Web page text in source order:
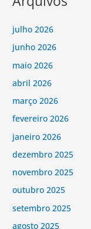
julho 2026
junho 2026
maio 2026
abril 2026
março 2026
fevereiro 2026
janeiro 2026
dezembro 2025
novembro 2025
outubro 2025
setembro 2025
agosto 2025